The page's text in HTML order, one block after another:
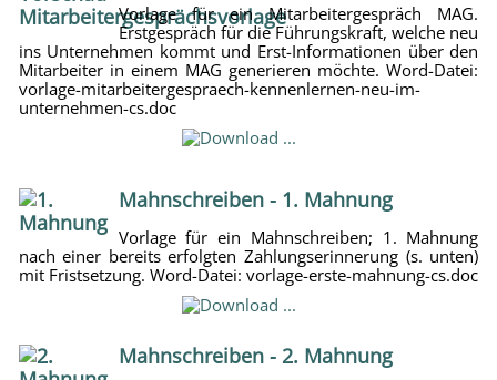
Vorlage für ein Mitarbeitergespräch MAG.
Erstgespräch für die Führungskraft, welche neu
ins Unternehmen kommt und Erst-Informationen über den
Mitarbeiter in einem MAG generieren möchte. Word-Datei:
vorlage-mitarbeitergespraech-kennenlernen-neu-im-
unternehmen-cs.doc
Mahnschreiben - 1. Mahnung
Vorlage für ein Mahnschreiben; 1. Mahnung
nach einer bereits erfolgten Zahlungserinnerung (s. unten)
mit Fristsetzung. Word-Datei: vorlage-erste-mahnung-cs.doc
Mahnschreiben - 2. Mahnung